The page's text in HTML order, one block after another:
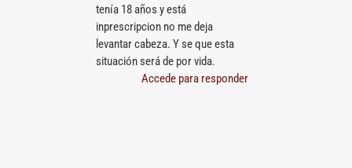
tenía 18 años y está
inprescripcion no me deja
levantar cabeza. Y se que esta
situación será de por vida.
Accede para responder